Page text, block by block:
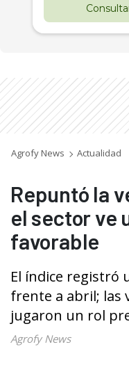
Agrofy News Actualidad
Repuntó la
el sector ve
favorable
El índice registró
frente a abril; las
jugaron un rol
Agrofy News